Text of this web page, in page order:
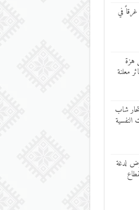
في
هزة
معلنة
شاب
لدغة